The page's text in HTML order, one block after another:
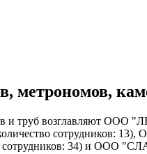
метрономов,
и труб возглавляют
сотрудников: 34) и ООО